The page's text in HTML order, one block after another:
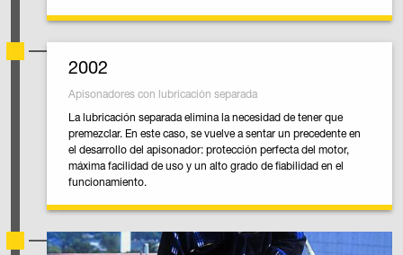
2002
Apisonadores con lubricación separada
La lubricación separada elimina la necesidad de tener que
premezclar. En este caso, se vuelve a sentar un precedente en
el desarrollo del apisonador: protección perfecta del motor,
máxima facilidad de uso y un alto grado de fiabilidad en el
funcionamiento.